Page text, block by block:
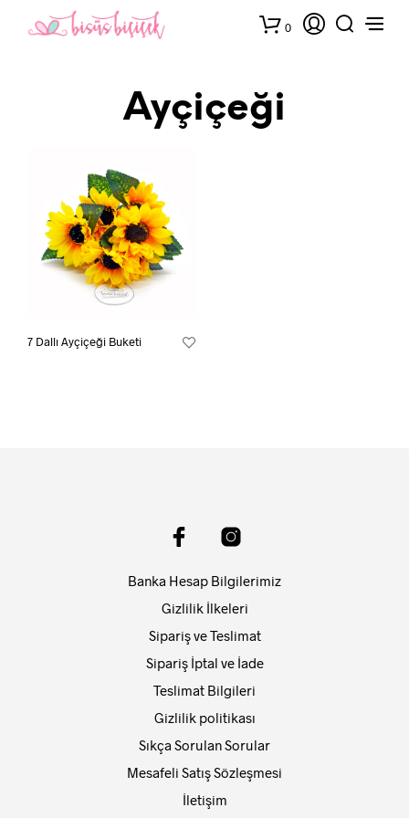
0
Ayçiçeği
7 Dallı Ayçiçeği Buketi
Banka Hesap Bilgilerimiz
Gizlilik İlkeleri
Sipariş ve Teslimat
Sipariş İptal ve İade
Teslimat Bilgileri
Gizlilik politikası
Sıkça Sorulan Sorular
Mesafeli Satış Sözleşmesi
İletişim